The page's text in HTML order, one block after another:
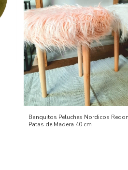
Banquitos Peluches Nordicos
Patas de Madera 40 cm